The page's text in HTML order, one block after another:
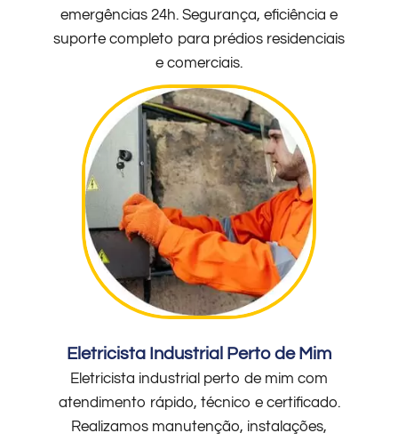
emergências 24h. Segurança, eficiência e
suporte completo para prédios residenciais
e comerciais.
Eletricista Industrial Perto de Mim
Eletricista industrial perto de mim com
atendimento rápido, técnico e certificado.
Realizamos manutenção, instalações,